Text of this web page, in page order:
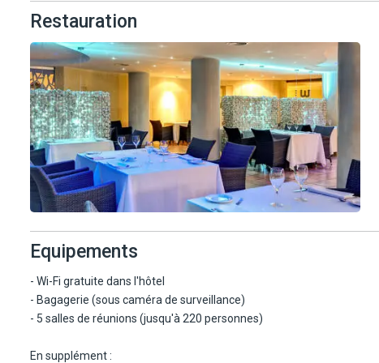
Restauration
Equipements
- Wi-Fi gratuite dans l'hôtel
- Bagagerie (sous caméra de surveillance)
- 5 salles de réunions (jusqu'à 220 personnes)
En supplément :